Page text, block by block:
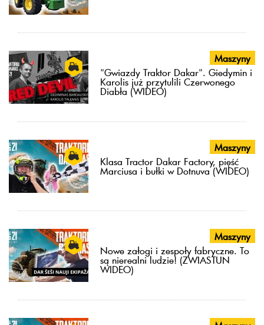
Maszyny
"Gwiazdy Traktor Dakar". Giedymin i
Karolis już przytulili Czerwonego
Diabła (WIDEO)
Maszyny
Klasa Tractor Dakar Factory, pięść
Marciusa i bułki w Dotnuva (WIDEO)
Maszyny
Nowe załogi i zespoły fabryczne. To
są nierealni ludzie! (ZWIASTUN
WIDEO)